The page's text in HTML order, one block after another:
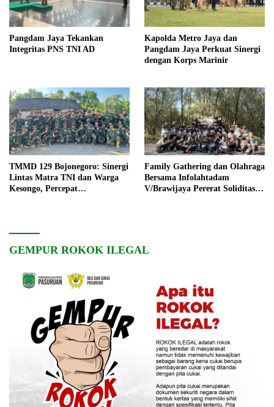
Pangdam Jaya Tekankan
Integritas PNS TNI AD
Kapolda Metro Jaya dan
Pangdam Jaya Perkuat Sinergi
dengan Korps Marinir
TMMD 129 Bojonegoro: Sinergi
Lintas Matra TNI dan Warga
Kesongo, Percepat
Family Gathering dan Olahraga
Bersama Infolahtadam
V/Brawijaya Pererat Soliditas
GEMPUR ROKOK ILEGAL